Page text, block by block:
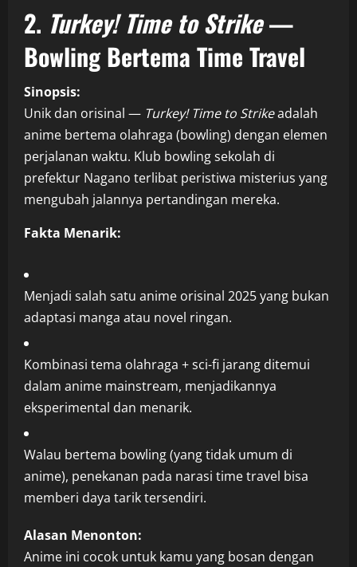
2. Turkey! Time to Strike—
Bowling Bertema Time Travel
Sinopsis:
Unik dan orisinal — Turkey! Time to Strikeadalah
anime bertema olahraga (bowling) dengan elemen
perjalanan waktu. Klub bowling sekolah di
prefektur Nagano terlibat peristiwa misterius yang
mengubah jalannya pertandingan mereka.
Fakta Menarik:
Menjadi salah satu anime orisinal 2025 yang bukan
adaptasi manga atau novel ringan.
Kombinasi tema olahraga + sci-fi jarang ditemui
dalam anime mainstream, menjadikannya
eksperimental dan menarik.
Walau bertema bowling (yang tidak umum di
anime), penekanan pada narasi time travel bisa
memberi daya tarik tersendiri.
Alasan Menonton:
Anime ini cocok untuk kamu yang bosan dengan